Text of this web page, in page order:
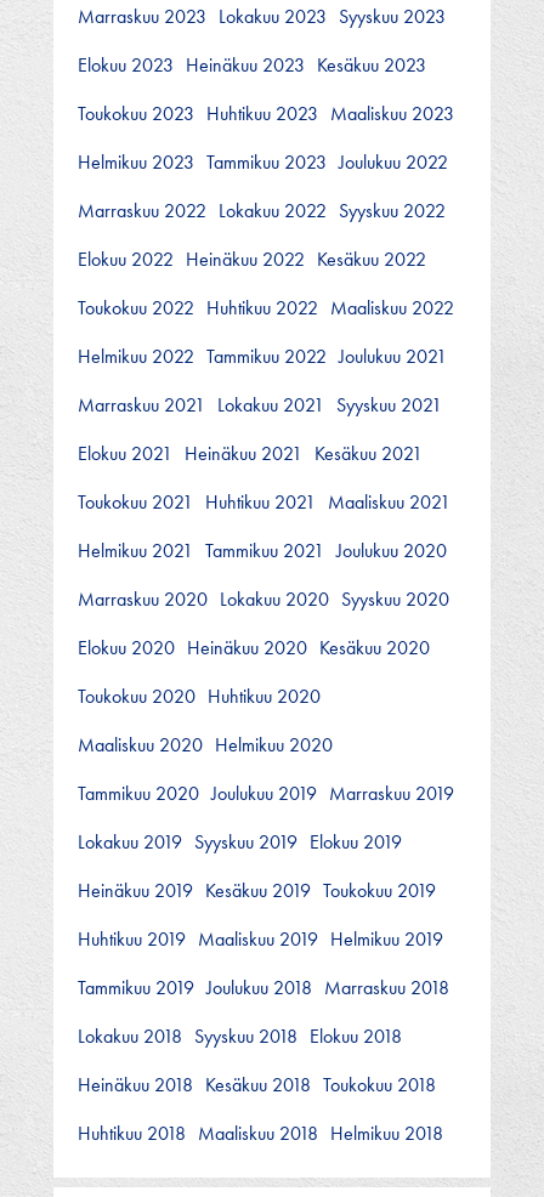
Marraskuu 2023 Lokakuu 2023 Syyskuu 2023
Elokuu 2023 Heinäkuu 2023 Kesäkuu 2023
Toukokuu 2023 Huhtikuu 2023 Maaliskuu 2023
Helmikuu 2023 Tammikuu 2023 Joulukuu 2022
Marraskuu 2022 Lokakuu 2022 Syyskuu 2022
Elokuu 2022 Heinäkuu 2022 Kesäkuu 2022
Toukokuu 2022 Huhtikuu 2022 Maaliskuu 2022
Helmikuu 2022 Tammikuu 2022 Joulukuu 2021
Marraskuu 2021
Lokakuu 2021
Syyskuu 2021
Elokuu 2021
Heinäkuu 2021
Kesäkuu 2021
Toukokuu 2021
Huhtikuu 2021
Maaliskuu 2021
Helmikuu 2021
Tammikuu 2021
Joulukuu 2020
Marraskuu 2020 Lokakuu 2020 Syyskuu 2020
Elokuu 2020 Heinäkuu 2020 Kesäkuu 2020
Toukokuu 2020 Huhtikuu 2020
Maaliskuu 2020 Helmikuu 2020
Tammikuu 2020 Joulukuu 2019 Marraskuu 2019
Lokakuu 2019 Syyskuu 2019 Elokuu 2019
Heinäkuu 2019 Kesäkuu 2019 Toukokuu 2019
Huhtikuu 2019 Maaliskuu 2019 Helmikuu 2019
Tammikuu 2019 Joulukuu 2018 Marraskuu 2018
Lokakuu 2018 Syyskuu 2018 Elokuu 2018
Heinäkuu 2018 Kesäkuu 2018 Toukokuu 2018
Huhtikuu 2018 Maaliskuu 2018 Helmikuu 2018